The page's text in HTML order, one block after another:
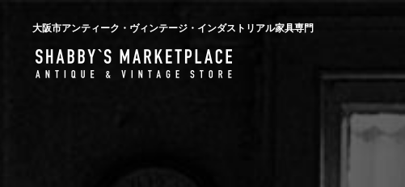
大阪市アンティーク・ヴィンテージ・インダストリアル家具専門